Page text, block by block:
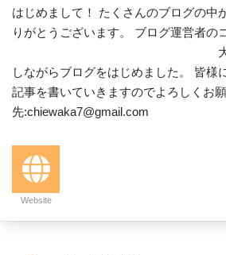
はじめまして！ たくさんのブログの中
りがとうございます。 ブログ運営者の
大阪に住んで
しながらブログをはじめました。 皆様
記事を書いていきますのでよろしくお
先:chiewaka7@gmail.com
Website